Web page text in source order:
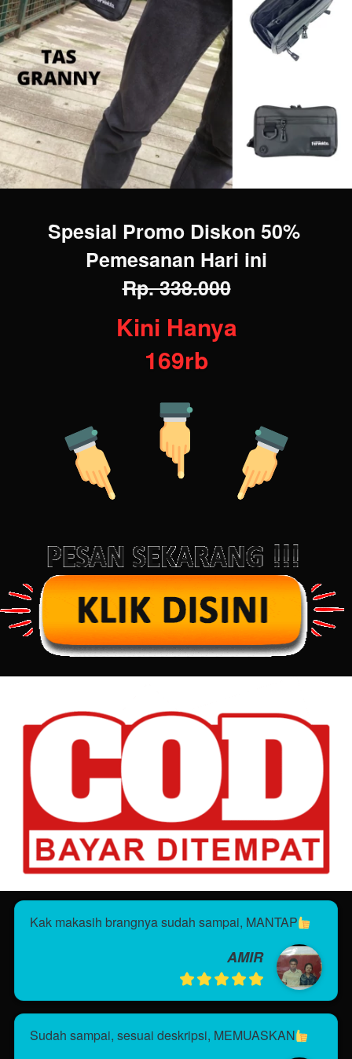
Spesial Promo Diskon 50%
Pemesanan Hari ini
Rp. 338.000
Kini Hanya
169rb
Kak makasih brangnya sudah sampai, MANTAP
AMIR
Sudah sampai, sesuai deskripsi, MEMUASKAN